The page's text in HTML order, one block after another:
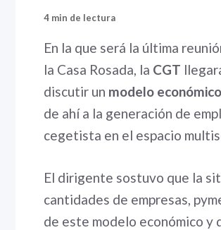
4 min de lectura
En la que será la última
la Casa Rosada, la CGT
discutir un modelo económico
de ahí a la generación de
cegetista en el espacio
El dirigente sostuvo que la
cantidades de empresas,
de este modelo económico y